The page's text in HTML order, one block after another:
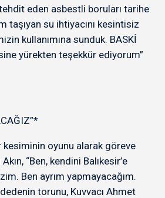
tehdit eden asbestli boruları tarihe
taşıyan su ihtiyacını kesintisiz
kullanımına sunduk. BASKİ
yürekten teşekkür ediyorum”
oyunu alarak göreve
“Ben, kendini Balıkesir’e
Ben ayrım yapmayacağım.
torunu, Kuvvacı Ahmet